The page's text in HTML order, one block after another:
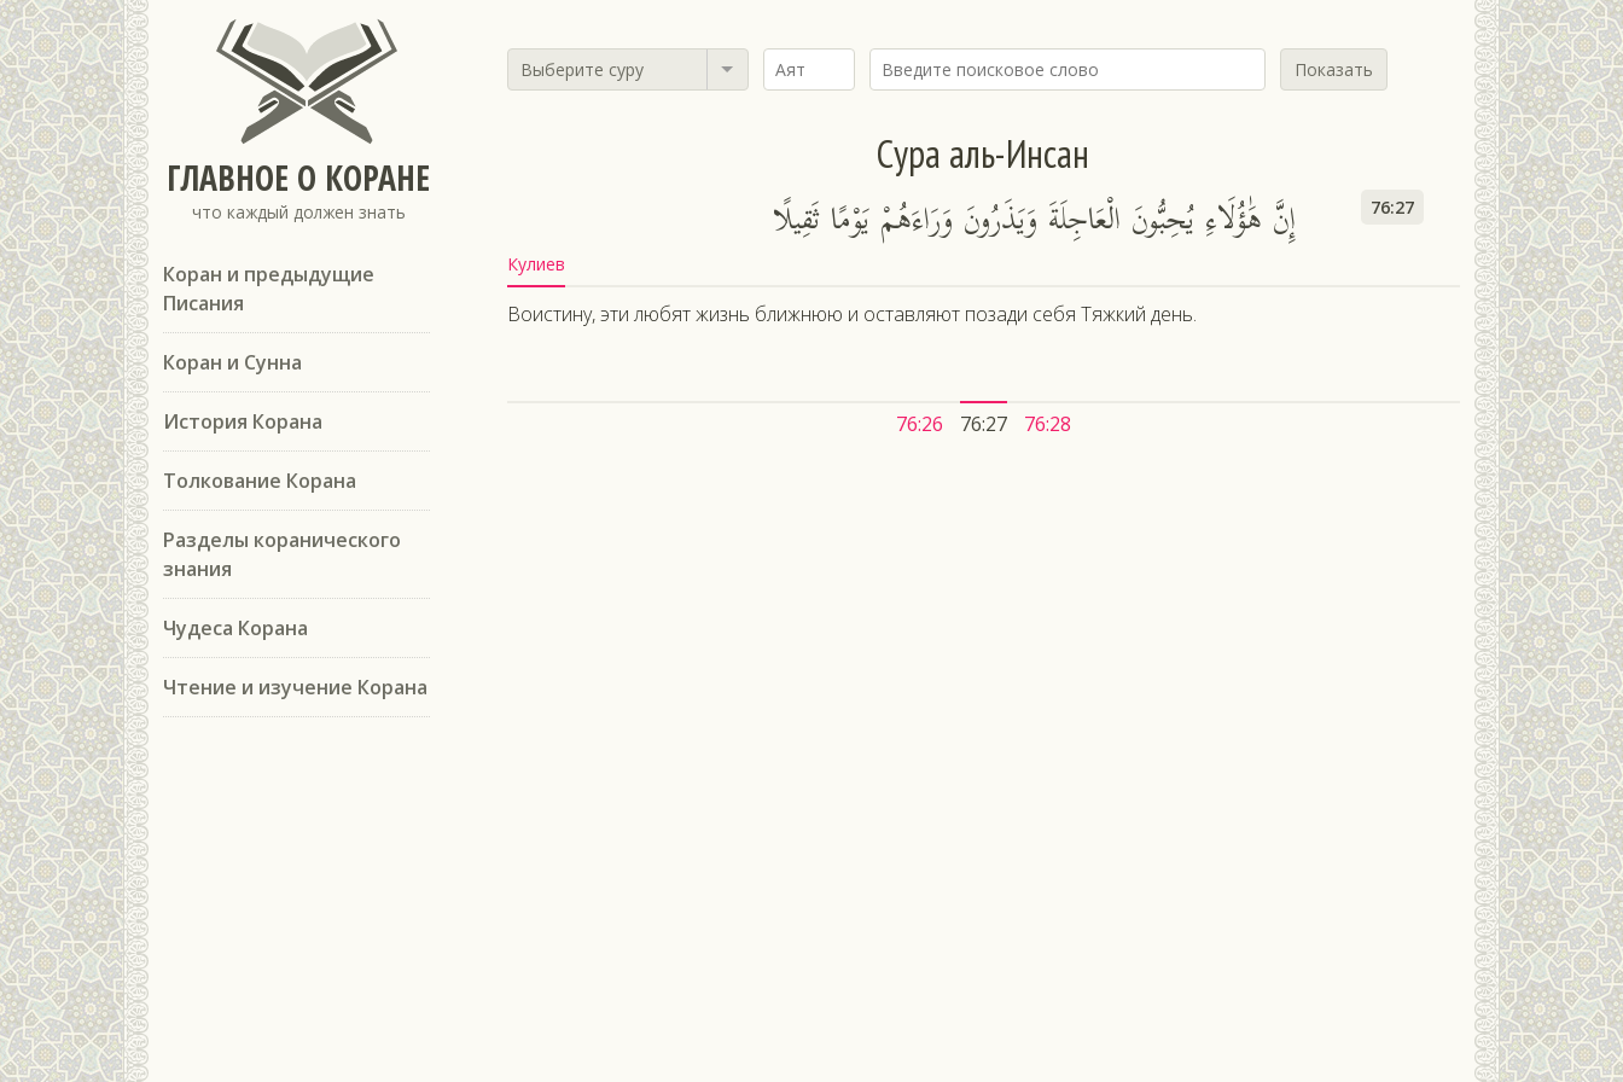
ГЛАВНОЕ О КОРАНЕ
что каждый должен знать
Коран и предыдущие
Писания
Коран и Сунна
История Корана
Толкование Корана
Разделы коранического
знания
Чудеса Корана
Чтение и изучение Корана
Выберите суру Показать
Сура аль-Инсан
إِنَّ هَٰؤُلَاءِ يُحِبُّونَ الْعَاجِلَةَ وَيَذَرُونَ وَرَاءَهُمْ يَوْمًا ثَقِيلًا 76:27
Кулиев
Воистину, эти любят жизнь ближнюю и оставляют позади себя Тяжкий день.
76:26 76:27 76:28